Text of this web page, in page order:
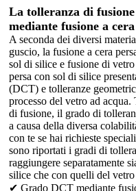
La tolleranza di
mediante fusione a
A seconda dei diversi
guscio, la fusione a cera
sol di silice e fusione di
persa con sol di silice
(DCT) e tolleranze
processo del vetro ad acqua.
di fusione, il grado di
a causa della diversa
con te se hai richieste
sono riportati i gradi di
raggiungere separatamente
silice che con quelli del
✔ Grado DCT mediante